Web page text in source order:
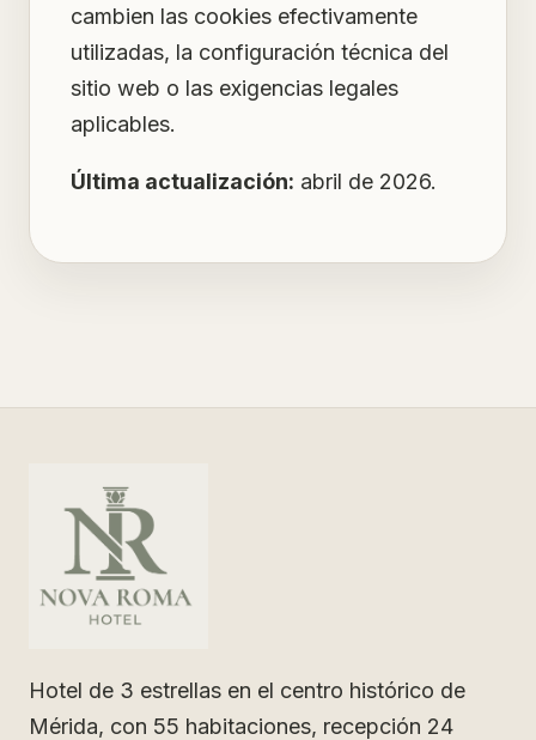
cambien las cookies efectivamente
utilizadas, la configuración técnica del
sitio web o las exigencias legales
aplicables.
Última actualización: abril de 2026.
Hotel de 3 estrellas en el centro histórico de
Mérida, con 55 habitaciones, recepción 24